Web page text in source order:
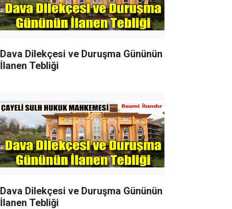
Dava Dilekçesi ve Duruşma Gününün
İlanen Tebliği
Dava Dilekçesi ve Duruşma Gününün
İlanen Tebliği